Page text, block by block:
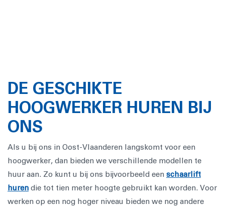
DE GESCHIKTE
HOOGWERKER HUREN BIJ
ONS
Als u bij ons in Oost-Vlaanderen langskomt voor een
hoogwerker, dan bieden we verschillende modellen te
huur aan. Zo kunt u bij ons bijvoorbeeld een schaarlift
huren die tot tien meter hoogte gebruikt kan worden. Voor
werken op een nog hoger niveau bieden we nog andere